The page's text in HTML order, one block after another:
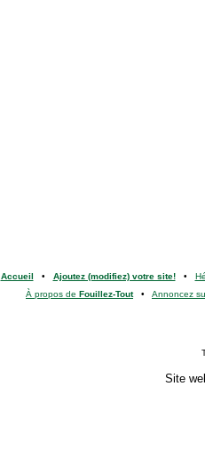
Accueil • Ajoutez (modifiez) votre site!•
À propos de Fouillez-Tout• Annoncez
Site